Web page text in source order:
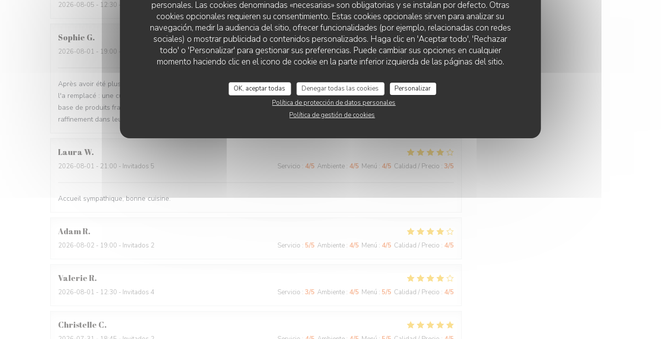
personales. Las cookies denominadas «necesarias» son obligatorias y se instalan por defecto. Otras
cookies opcionales requieren su consentimiento. Estas cookies opcionales sirven para analizar su
navegación, medir la audiencia del sitio, ofrecer funcionalidades (por ejemplo, relacionadas con redes
sociales) o mostrar publicidad o contenidos personalizados. Haga clic en 'Aceptar todo', 'Rechazar
todo' o 'Personalizar' para gestionar sus preferencias. Puede cambiar sus opciones en cualquier
momento haciendo clic en el icono de cookie en la parte inferior izquierda de las páginas del sitio.
OK, aceptar todas Denegar todas las cookies
Personalizar
Política de protección de datos personales
Política de gestión de cookies
2026-08-05 - 12:30 - Invitados 2 Servicio:5/5 Ambiente: 5/5 Menú: 5/5 Calidad / Precio: 5/5
Sophie G
2026-08-01 - 19:00 - Invitados 3 Servicio: 5/5 Ambiente: 5 /5 Menú :5/5 Calidad / Precio:5/5
Après avoir été plusieurs fois déçue par Arnaud & Co, j'ai été agréablement surprise par le nouveau restaurant La Foglia qui
l'a remplacé : une cuisine italienne goûteuse (mention spéciale aux lasagnes aux légumes, particulièrement savoureuses) à
base de produits frais, ainsi qu'un vrai effort d'originalité dans les plats proposés (notamment les suggestions du jour) et de
raffinement dans leur présentation. Le service est aimable et efficace, et la terrasse toujours aussi agréable.
LauraW
2026-08-01 - 21:00 - Invitados 5 Servicio : 4/5 Ambiente : 4/5 Menú : 4/5 Calidad / Precio : 3/5
Accueil sympathique, bonne cuisine.
AdamR
2026-08-02 - 19:00 - Invitados 2 Servicio : 5/5 Ambiente : 4/5 Menú : 4/5 Calidad / Precio : 4/5
ValerieR
2026-08-01 - 12:30 - Invitados 4 Servicio : 3/5 Ambiente : 4/5 Menú : 5/5 Calidad / Precio : 4/5
Christelle C
LA FOGLIA